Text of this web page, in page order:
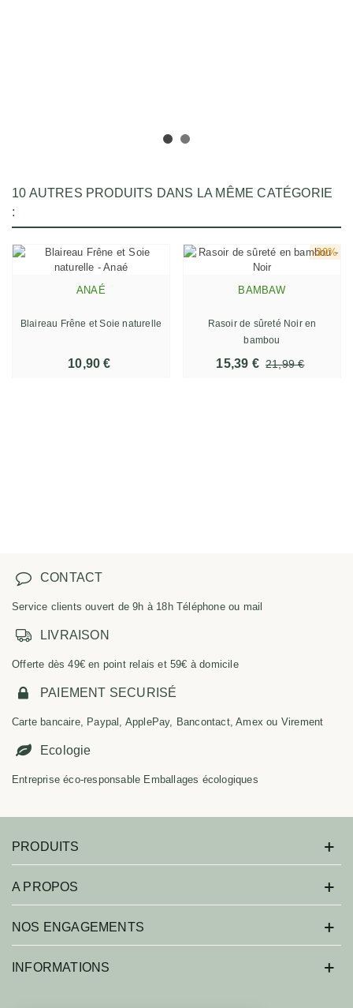
10 AUTRES PRODUITS DANS LA MÊME CATÉGORIE
:
ANAÉ
Blaireau Frêne et Soie naturelle
10,90 €
-30%
BAMBAW
Rasoir de sûreté Noir en
bambou
15,39 € 21,99 €
CONTACT
Service clients ouvert de 9h à 18h Téléphone ou mail
LIVRAISON
Offerte dès 49€ en point relais et 59€ à domicile
PAIEMENT SECURISÉ
Carte bancaire, Paypal, ApplePay, Bancontact, Amex ou Virement
Ecologie
Entreprise éco-responsable Emballages écologiques
PRODUITS
A PROPOS
NOS ENGAGEMENTS
INFORMATIONS